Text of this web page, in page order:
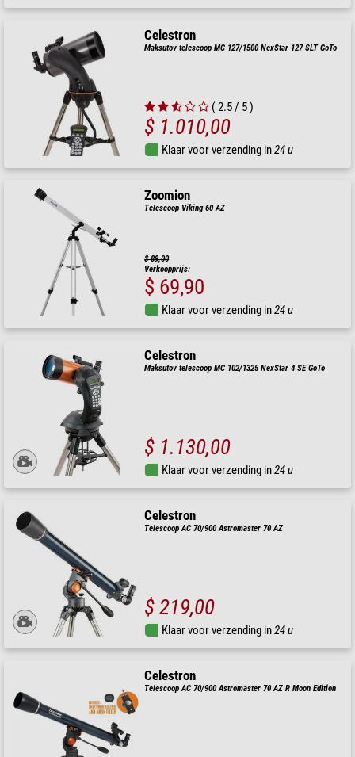
Celestron
Maksutov telescoop MC 127/1500 NexStar 127 SLT GoTo
( 2.5 / 5 )
$ 1.010,00
Klaar voor verzending in24 u
Zoomion
Telescoop Viking 60 AZ
$ 89,00
Verkoopprijs:
$ 69,90
Klaar voor verzending in24 u
Celestron
Maksutov telescoop MC 102/1325 NexStar 4 SE GoTo
$ 1.130,00
Klaar voor verzending in24 u
Celestron
Telescoop AC 70/900 Astromaster 70 AZ
$ 219,00
Klaar voor verzending in24 u
Celestron
Telescoop AC 70/900 Astromaster 70 AZ R Moon Edition